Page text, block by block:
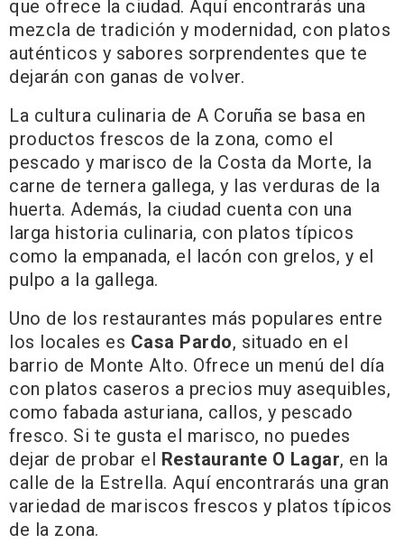
que ofrece la ciudad. Aquí encontrarás una
mezcla de tradición y modernidad, con platos
auténticos y sabores sorprendentes que te
dejarán con ganas de volver.
La cultura culinaria de A Coruña se basa en
productos frescos de la zona, como el
pescado y marisco de la Costa da Morte, la
carne de ternera gallega, y las verduras de la
huerta. Además, la ciudad cuenta con una
larga historia culinaria, con platos típicos
como la empanada, el lacón con grelos, y el
pulpo a la gallega.
Uno de los restaurantes más populares entre
los locales es Casa Pardo, situado en el
barrio de Monte Alto. Ofrece un menú del día
con platos caseros a precios muy asequibles,
como fabada asturiana, callos, y pescado
fresco. Si te gusta el marisco, no puedes
dejar de probar el Restaurante O Lagar, en la
calle de la Estrella. Aquí encontrarás una gran
variedad de mariscos frescos y platos típicos
de la zona.